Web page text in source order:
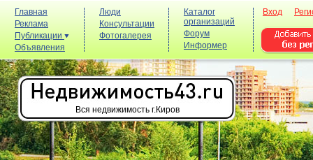
Главная
Реклама
Публикации
Объявления
Люди
Консультации
Фотогалерея
Каталог
организаций
Форум
Информер
Вход
Вся недвижимость г.Киров